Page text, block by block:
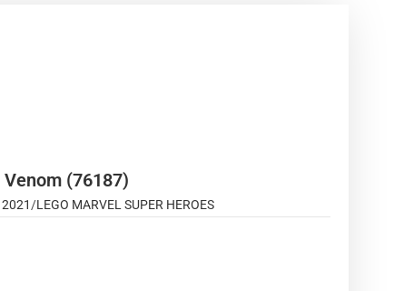
Venom (76187)
2021 /LEGO MARVEL SUPER HEROES